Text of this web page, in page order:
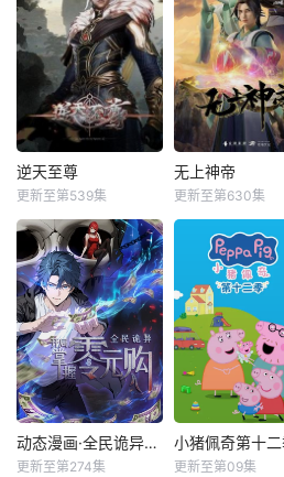
逆天至尊
更新至第539集
无上神帝
更新至第630集
动态漫画·全民诡异：开局掌握零元购
更新至第274集 更新至第09集